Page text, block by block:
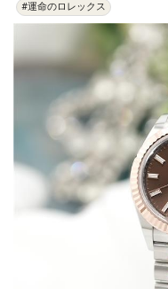
過去の特集をすべて見る>>
#運命のロレックス